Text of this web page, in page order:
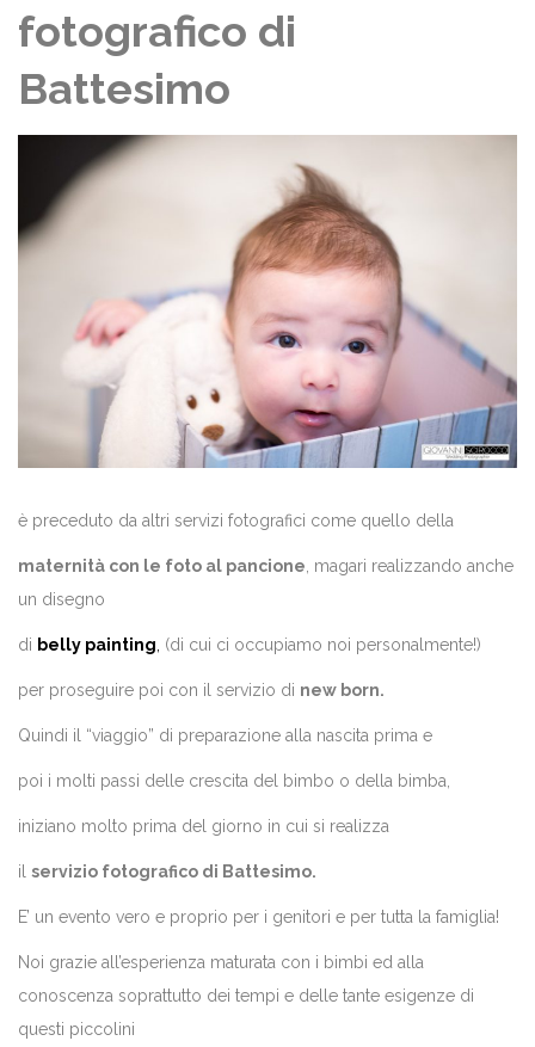
fotografico di
Battesimo
è preceduto da altri servizi fotografici come quello della
maternità con le foto al pancione , magari realizzando anche
un disegno
di belly painting (di cui ci occupiamo noi personalmente!)
per proseguire poi con il servizio di new born.
Quindi il “viaggio” di preparazione alla nascita prima e
poi i molti passi delle crescita del bimbo o della bimba,
iniziano molto prima del giorno in cui si realizza
il servizio fotografico di Battesimo.
E’ un evento vero e proprio per i genitori e per tutta la famiglia!
Noi grazie all’esperienza maturata con i bimbi ed alla
conoscenza soprattutto dei tempi e delle tante esigenze di
questi piccolini